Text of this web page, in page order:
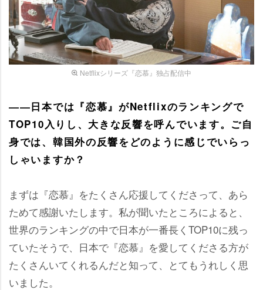
Netflixシリーズ『恋慕』独占配信中
――日本では『恋慕』がNetflixのランキングで
TOP10入りし、大きな反響を呼んでいます。ご自
身では、韓国外の反響をどのように感じでいらっ
しゃいますか？
まずは『恋慕』をたくさん応援してくださって、あら
ためて感謝いたします。私が聞いたところによると、
世界のランキングの中で日本が一番長くTOP10に残っ
ていたそうで、日本で『恋慕』を愛してくださる方が
たくさんいてくれるんだと知って、とてもうれしく思
いました。